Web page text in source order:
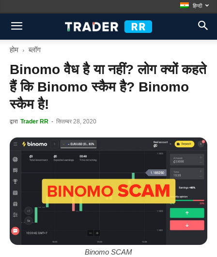
हिन्दी
होम ब्लॉग
Binomo वैध है या नहीं? लोग क्यों कहते
हैं कि Binomo स्कैम है? Binomo
स्कैम है!
द्वारा Trader RR - सितम्बर 28, 2020
Binomo SCAM